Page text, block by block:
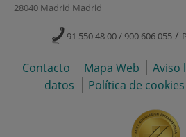
28040 Madrid Madrid
91 550 48 00 / 900 606 055 /
Contacto Mapa Web Aviso
datos
Política de cookies